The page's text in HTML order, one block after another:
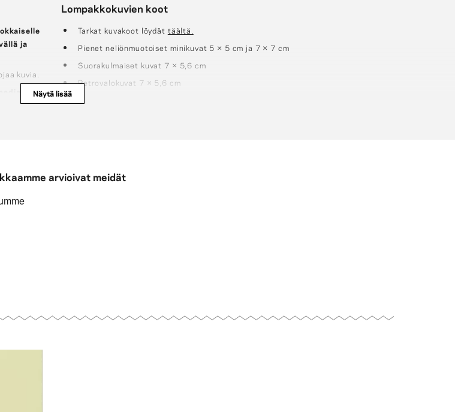
ja
kuvia.
.
Lompakkokuvien koot
Tarkat kuvakoot löydät täältä.
Pienet neliönmuotoiset minikuvat 5 × 5 cm ja 7 × 7 cm
Suorakulmaiset kuvat 7 × 5,6 cm
Retrovalokuvat 7 × 5,6 cm
Näytä lisää
arvioivat meidät